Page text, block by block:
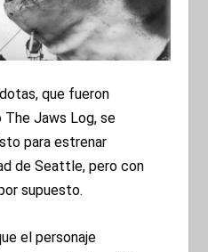
que fueron
The Jaws Log, se
para estrenar
de Seattle, pero con
supuesto.
el personaje